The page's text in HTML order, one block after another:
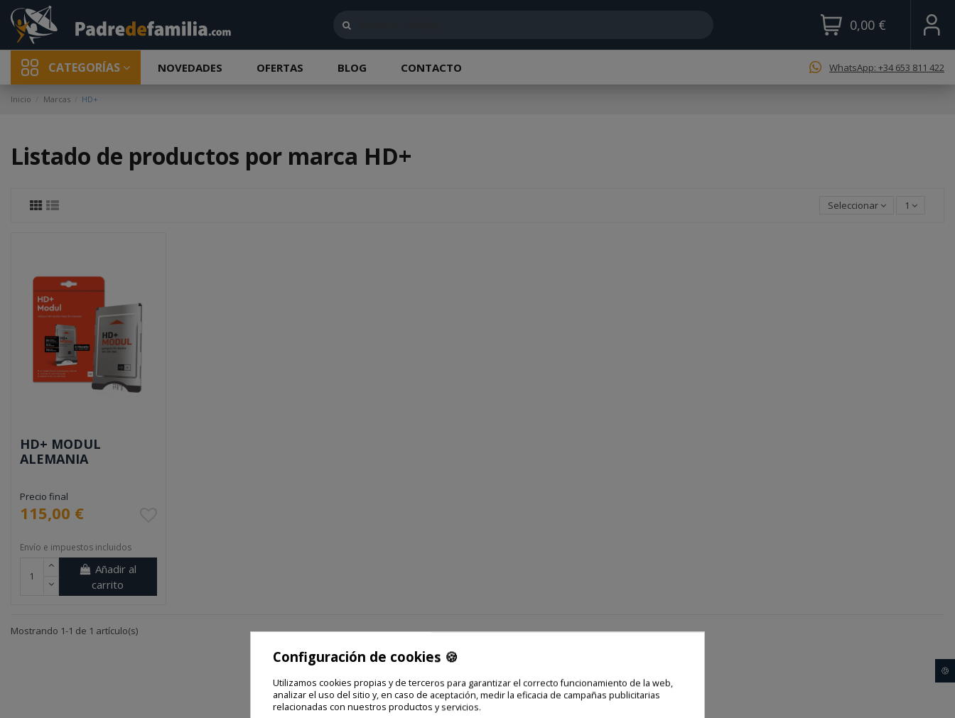
0,00 €
CATEGORÍAS NOVEDADES OFERTAS BLOG CONTACTO WhatsApp: +34 653 811 422
Inicio Marcas HD+
Listado de productos por marca HD+
Seleccionar 1
HD+ MODUL
ALEMANIA
Precio final
115,00 €
Envío e impuestos incluidos
Añadir al
carrito
Mostrando 1-1 de 1 artículo(s)
Nuestros clientes, nuestro mejor aval
Configuración de cookies 🍪
Utilizamos cookies propias y de terceros para garantizar el correcto funcionamiento de la web,
analizar el uso del sitio y, en caso de aceptación, medir la eficacia de campañas publicitarias
relacionadas con nuestros productos y servicios.
🍪